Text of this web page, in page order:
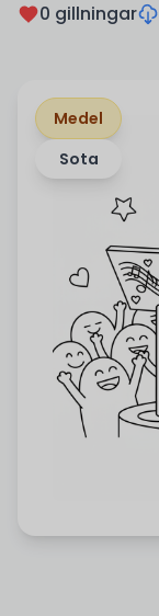
0 gillningar
Medel
Sota